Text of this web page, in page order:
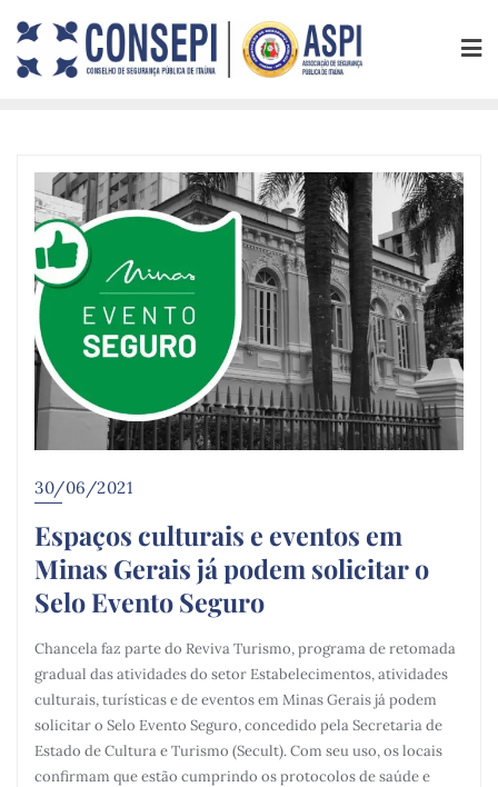
30/06/2021
Espaços culturais e eventos em
Minas Gerais já podem solicitar o
Selo Evento Seguro
Chancela faz parte do Reviva Turismo, programa de retomada
gradual das atividades do setor Estabelecimentos, atividades
culturais, turísticas e de eventos em Minas Gerais já podem
solicitar o Selo Evento Seguro, concedido pela Secretaria de
Estado de Cultura e Turismo (Secult). Com seu uso, os locais
confirmam que estão cumprindo os protocolos de saúde e